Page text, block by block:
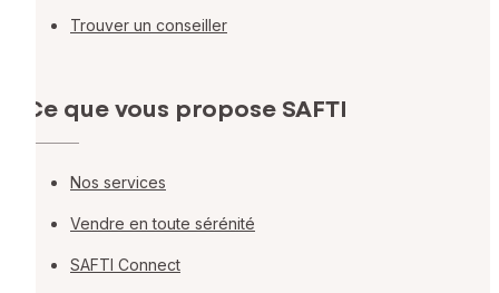
Trouver un conseiller
Ce que vous propose SAFTI
Nos services
Vendre en toute sérénité
SAFTI Connect